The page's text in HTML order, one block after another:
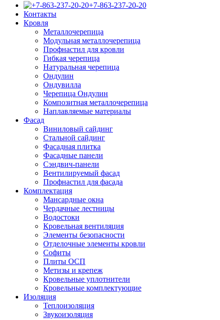
+7-863-237-20-20
Контакты
Кровля
Металлочерепица
Модульная металлочерепица
Профнастил для кровли
Гибкая черепица
Натуральная черепица
Ондулин
Ондувилла
Черепица Ондулин
Композитная металлочерепица
Наплавляемые материалы
Фасад
Виниловый сайдинг
Стальной сайдинг
Фасадная плитка
Фасадные панели
Сэндвич-панели
Вентилируемый фасад
Профнастил для фасада
Комплектация
Мансардные окна
Чердачные лестницы
Водостоки
Кровельная вентиляция
Элементы безопасности
Отделочные элементы кровли
Софиты
Плиты ОСП
Метизы и крепеж
Кровельные уплотнители
Кровельные комплектующие
Изоляция
Теплоизоляция
Звукоизоляция